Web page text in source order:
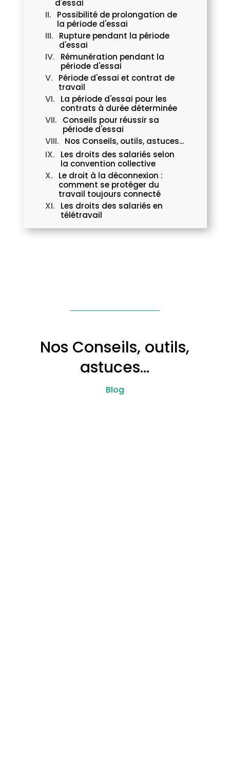
d'essai
Possibilité de prolongation de
la période d'essai
Rupture pendant la période
d'essai
Rémunération pendant la
période d'essai
Période d'essai et contrat de
travail
La période d'essai pour les
contrats à durée déterminée
Conseils pour réussir sa
période d'essai
Nos Conseils, outils, astuces...
Les droits des salariés selon
la convention collective
Le droit à la déconnexion :
comment se protéger du
travail toujours connecté
Les droits des salariés en
télétravail
Nos Conseils, outils,
astuces…
Blog